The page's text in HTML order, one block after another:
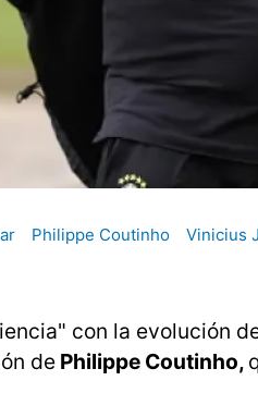
Philippe Coutinho Vinicius
con la evolución
de Philippe Coutinho,